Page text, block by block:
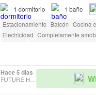
1 dormitorio 1 baño
Estacionamiento Balcón Cocina
Electricidad Completamente
Hace 5 días
FUTURE HOME